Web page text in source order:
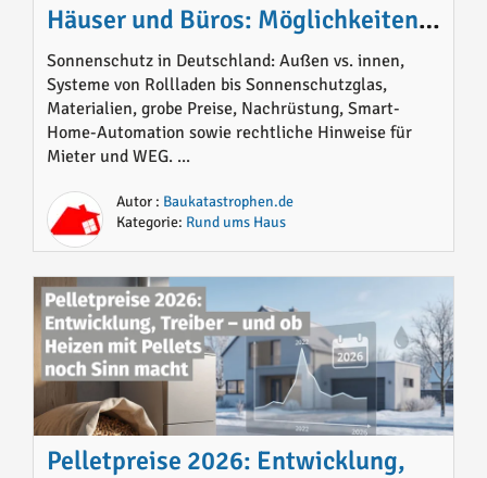
Häuser und Büros: Möglichkeiten,
Materialien, Preise und sinnvolle
Lösungen im Überblick
Sonnenschutz in Deutschland: Außen vs. innen,
Systeme von Rollladen bis Sonnenschutzglas,
Materialien, grobe Preise, Nachrüstung, Smart-
Home-Automation sowie rechtliche Hinweise für
Mieter und WEG. ...
Autor : Baukatastrophen.de
Kategorie: Rund ums Haus
Pelletpreise 2026: Entwicklung,